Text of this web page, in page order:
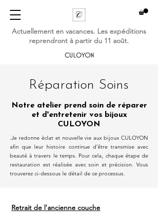
CULOYON
Actuellement en vacances. Les expéditions
reprendront à partir du 11 août.
Réparation Soins
Notre atelier prend soin de réparer
et d'entretenir vos bijoux
CULOYON
.Je redonne éclat et nouvelle vie aux bijoux CULOYON
afin que leur histoire continue d’être transmise avec
beauté à travers le temps. Pour cela, chaque étape de
restauration est réalisée avec soin et précision. Vous
trouverez ci-dessous le détail de ce processus.
Retrait de l’ancienne couche